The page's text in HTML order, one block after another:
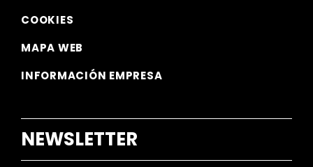
COOKIES
MAPA WEB
INFORMACIÓN EMPRESA
NEWSLETTER